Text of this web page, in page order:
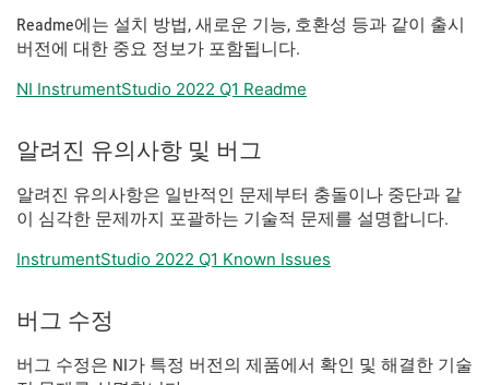
Readme에는 설치 방법, 새로운 기능, 호환성 등과 같이 출시
버전에 대한 중요 정보가 포함됩니다.
NI InstrumentStudio 2022 Q1 Readme
알려진 유의사항 및 버그
알려진 유의사항은 일반적인 문제부터 충돌이나 중단과 같
이 심각한 문제까지 포괄하는 기술적 문제를 설명합니다.
InstrumentStudio 2022 Q1 Known Issues
버그 수정
버그 수정은 NI가 특정 버전의 제품에서 확인 및 해결한 기술